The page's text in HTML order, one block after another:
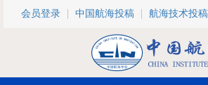
跳转到主要内容
会员登录 中国航海投稿 航海技术投稿